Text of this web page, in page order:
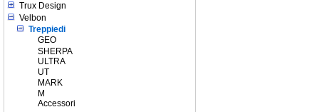
Trux Design
Velbon
Treppiedi
GEO
SHERPA
ULTRA
UT
MARK
M
Accessori